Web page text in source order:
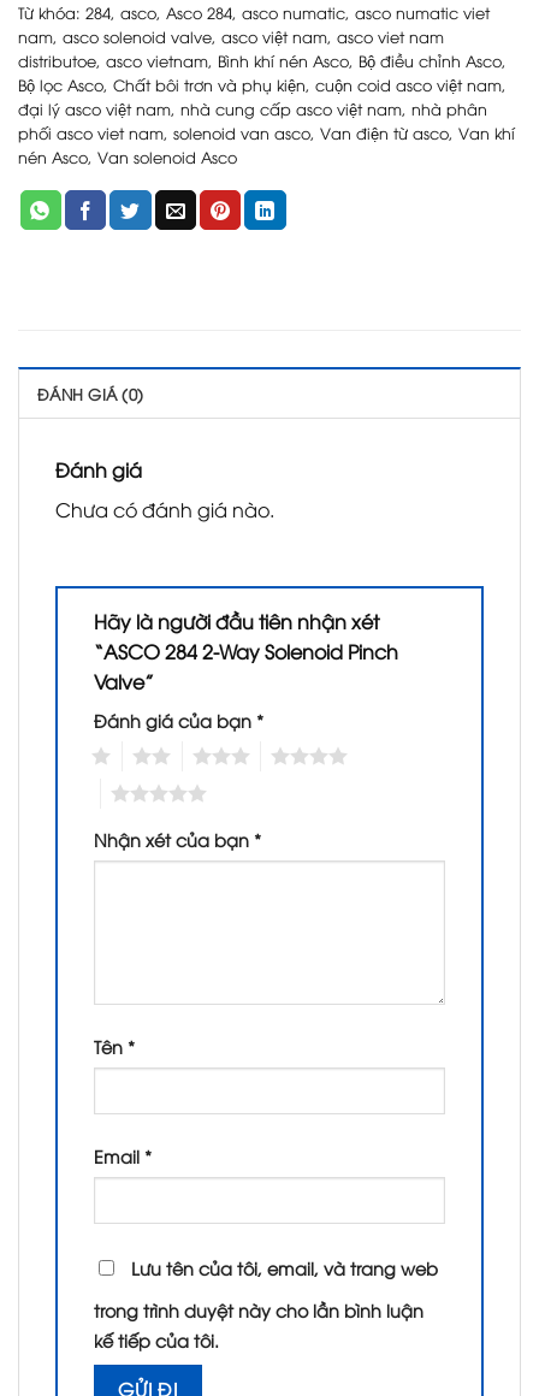
Từ khóa: 284, asco, Asco 284, asco numatic, asco numatic viet
nam, asco solenoid valve, asco việt nam, asco viet nam
distributoe, asco vietnam, Bình khí nén Asco, Bộ điều chỉnh Asco,
Bộ lọc Asco, Chất bôi trơn và phụ kiện, cuộn coid asco việt nam,
đại lý asco việt nam, nhà cung cấp asco việt nam, nhà phân
phối asco viet nam, solenoid van asco, Van điện từ asco, Van khí
nén Asco, Van solenoid Asco
ĐÁNH GIÁ (0)
Đánh giá
Chưa có đánh giá nào.
Hãy là người đầu tiên nhận xét
“ASCO 284 2-Way Solenoid Pinch
Valve”
Đánh giá của bạn *
Nhận xét của bạn *
Tên *
Email *
Lưu tên của tôi, email, và trang web
trong trình duyệt này cho lần bình luận
kế tiếp của tôi.